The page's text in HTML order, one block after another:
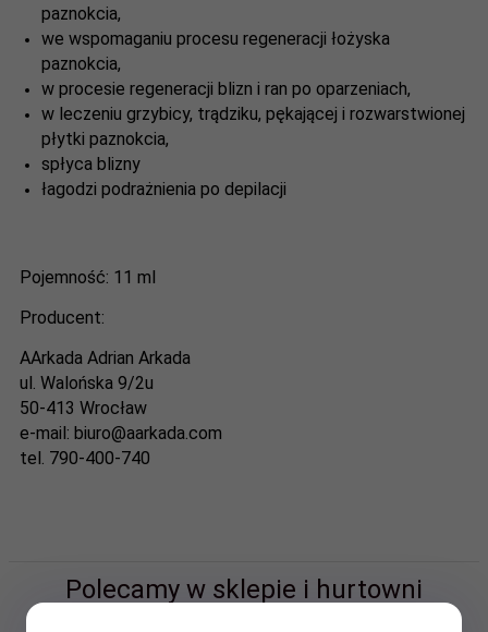
paznokcia,
we wspomaganiu procesu regeneracji łożyska
paznokcia,
w procesie regeneracji blizn i ran po oparzeniach,
w leczeniu grzybicy, trądziku, pękającej i rozwarstwionej
płytki paznokcia,
spłyca blizny
łagodzi podrażnienia po depilacji
Pojemność: 11 ml
Producent:
AArkada Adrian Arkada
ul. Walońska 9/2u
50-413 Wrocław
e-mail: biuro@aarkada.com
tel. 790-400-740
Polecamy w sklepie i hurtowni